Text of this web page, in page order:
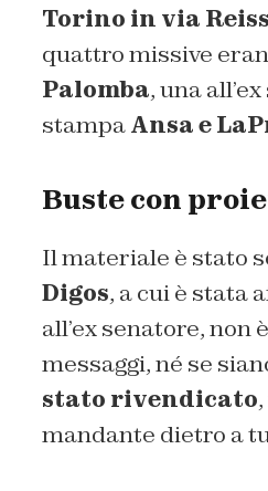
Torino in via
quattro missive
Palomba, una
stampaAnsa e
Buste con
Il materiale è stato
Digos, a cui è stata
all’ex senatore,
messaggi, né se
stato rivendicato
mandante dietro a